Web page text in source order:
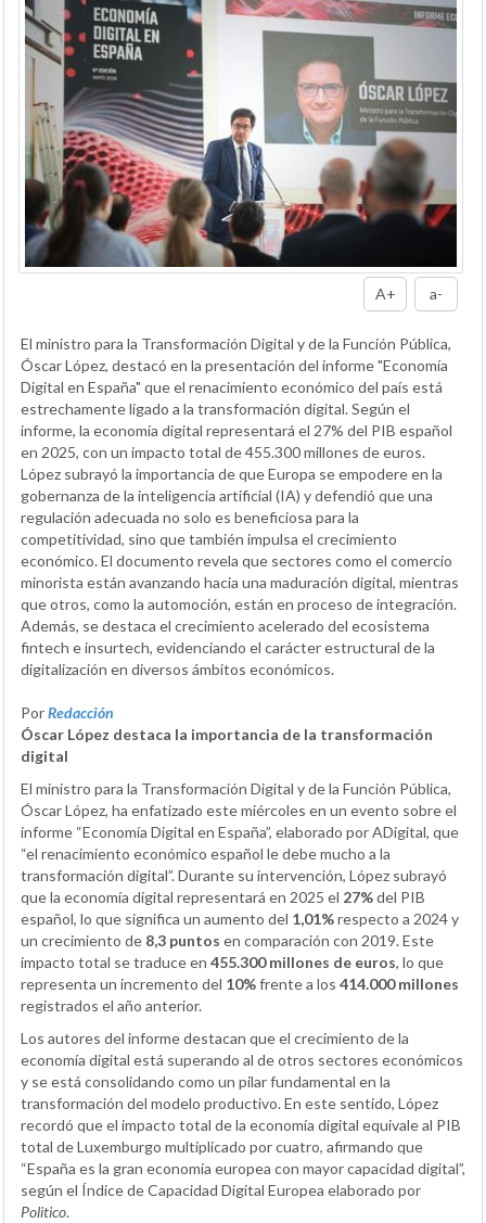
A+ a-
El ministro para la Transformación Digital y de la Función Pública,
Óscar López, destacó en la presentación del informe "Economía
Digital en España" que el renacimiento económico del país está
estrechamente ligado a la transformación digital. Según el
informe, la economía digital representará el 27% del PIB español
en 2025, con un impacto total de 455.300 millones de euros.
López subrayó la importancia de que Europa se empodere en la
gobernanza de la inteligencia artificial (IA) y defendió que una
regulación adecuada no solo es beneficiosa para la
competitividad, sino que también impulsa el crecimiento
económico. El documento revela que sectores como el comercio
minorista están avanzando hacia una maduración digital, mientras
que otros, como la automoción, están en proceso de integración.
Además, se destaca el crecimiento acelerado del ecosistema
fintech e insurtech, evidenciando el carácter estructural de la
digitalización en diversos ámbitos económicos.
PorRedacción
Óscar López destaca la importancia de la transformación
digital
El ministro para la Transformación Digital y de la Función Pública,
Óscar López, ha enfatizado este miércoles en un evento sobre el
informe “Economía Digital en España”, elaborado por ADigital, que
“el renacimiento económico español le debe mucho a la
transformación digital”. Durante su intervención, López subrayó
que la economía digital representará en 2025 el 27%del PIB
español, lo que significa un aumento del 1,01%respecto a 2024 y
un crecimiento de 8,3 puntos en comparación con 2019. Este
impacto total se traduce en 455.300 millones de euros, lo que
representa un incremento del 10%frente a los 414.000 millones
registrados el año anterior.
Los autores del informe destacan que el crecimiento de la
economía digital está superando al de otros sectores económicos
y se está consolidando como un pilar fundamental en la
transformación del modelo productivo. En este sentido, López
recordó que el impacto total de la economía digital equivale al PIB
total de Luxemburgo multiplicado por cuatro, afirmando que
“España es la gran economía europea con mayor capacidad digital”,
según el Índice de Capacidad Digital Europea elaborado por
Politico.